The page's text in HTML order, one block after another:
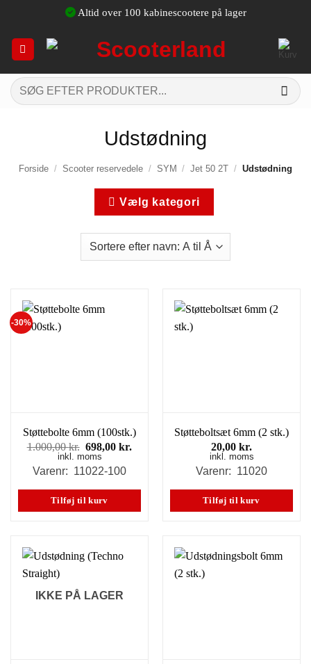
indhold
Altid over 100 kabinescootere på lager
Søg
efter:
Udstødning
Forside / Scooter reservedele / SYM / Jet 50 2T / Udstødning
Vælg kategori
-30%
Støttebolte 6mm (100stk.)
1.000,00kr. Den
oprindelige
pris
1.000,00 kr..
698,00kr.
698,00 kr..
inkl. moms
Varenr: 11022-100
Tilføj til kurv
Støtteboltsæt 6mm (2 stk.)
20,00 kr.
inkl. moms
Varenr: 11020
Tilføj til kurv
IKKE PÅ LAGER